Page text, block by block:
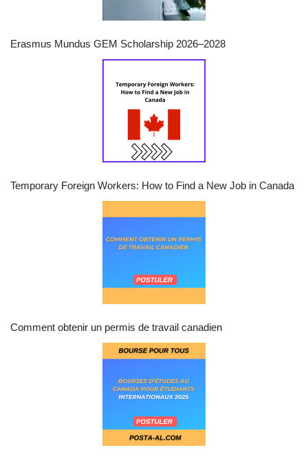
Erasmus Mundus GEM Scholarship 2026–2028
Temporary Foreign Workers: How to Find a New Job in Canada
Comment obtenir un permis de travail canadien